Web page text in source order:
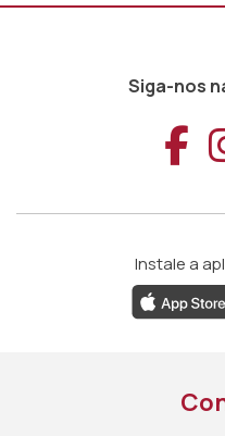
Siga-nos
Instale a